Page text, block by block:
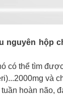
nguyên hộp
có thể tìm
và
hoàn não,